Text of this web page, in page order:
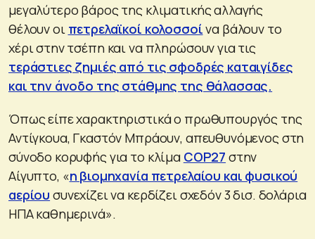
μεγαλύτερο βάρος της κλιματικής αλλαγής
θέλουν οι πετρελαϊκοί κολοσσοίνα βάλουν το
χέρι στην τσέπη και να πληρώσουν για τις
τεράστιες ζημιές από τις σφοδρές καταιγίδες
και την άνοδο της στάθμης της θάλασσας.
Όπως είπε χαρακτηριστικά ο πρωθυπουργός της
Αντίγκουα, Γκαστόν Μπράουν, απευθυνόμενος στη
σύνοδο κορυφής για το κλίμα COP27 στην
Αίγυπτο, «η βιομηχανία πετρελαίου και φυσικού
αερίου συνεχίζει να κερδίζει σχεδόν 3 δισ. δολάρια
ΗΠΑ καθημερινά».